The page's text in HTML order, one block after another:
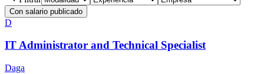
Con salario publicado
D
IT Administrator and Technical Specialist
Daga